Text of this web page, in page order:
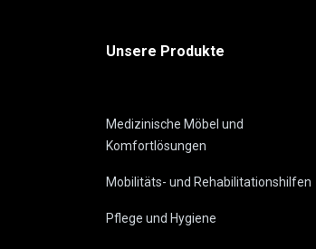
Unsere Produkte
Medizinische Möbel und
Komfortlösungen
Mobilitäts- und Rehabilitationshilfen
Pflege und Hygiene